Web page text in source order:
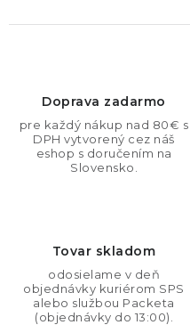
Doprava zadarmo
pre každý nákup nad 80€ s
DPH vytvorený cez náš
eshop s doručením na
Slovensko.
Tovar skladom
odosielame v deň
objednávky kuriérom SPS
alebo službou Packeta
(objednávky do 13:00).